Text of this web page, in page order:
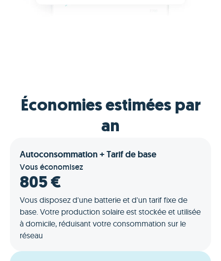
Économies estimées par
an
Autoconsommation + Tarif de base
Vous économisez
805 €
Vous disposez d'une batterie et d'un tarif fixe de
base. Votre production solaire est stockée et utilisée
à domicile, réduisant votre consommation sur le
réseau